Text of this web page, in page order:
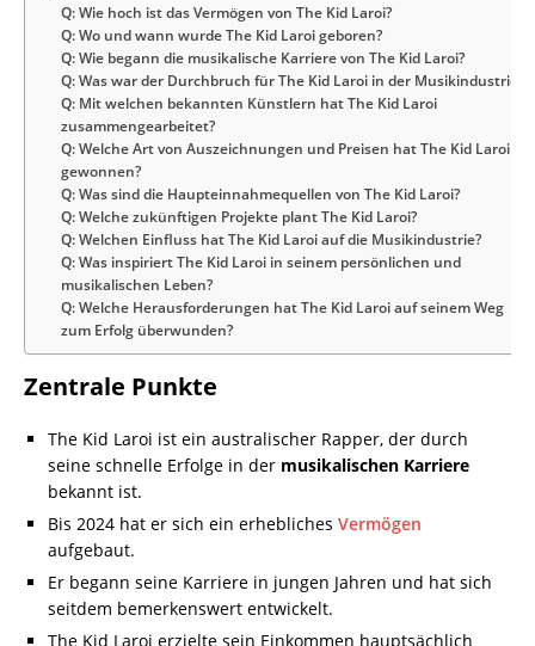
Q: Wie hoch ist das Vermögen von The Kid Laroi?
Q: Wo und wann wurde The Kid Laroi geboren?
Q: Wie begann die musikalische Karriere von The Kid Laroi?
Q: Was war der Durchbruch für The Kid Laroi in der Musikindustrie?
Q: Mit welchen bekannten Künstlern hat The Kid Laroi
zusammengearbeitet?
Q: Welche Art von Auszeichnungen und Preisen hat The Kid Laroi
gewonnen?
Q: Was sind die Haupteinnahmequellen von The Kid Laroi?
Q: Welche zukünftigen Projekte plant The Kid Laroi?
Q: Welchen Einfluss hat The Kid Laroi auf die Musikindustrie?
Q: Was inspiriert The Kid Laroi in seinem persönlichen und
musikalischen Leben?
Q: Welche Herausforderungen hat The Kid Laroi auf seinem Weg
zum Erfolg überwunden?
Zentrale Punkte
The Kid Laroi ist ein australischer Rapper, der durch
seine schnelle Erfolge in der musikalischen Karriere
bekannt ist.
Bis 2024 hat er sich ein erhebliches Vermögen
aufgebaut.
Er begann seine Karriere in jungen Jahren und hat sich
seitdem bemerkenswert entwickelt.
The Kid Laroi erzielte sein Einkommen hauptsächlich